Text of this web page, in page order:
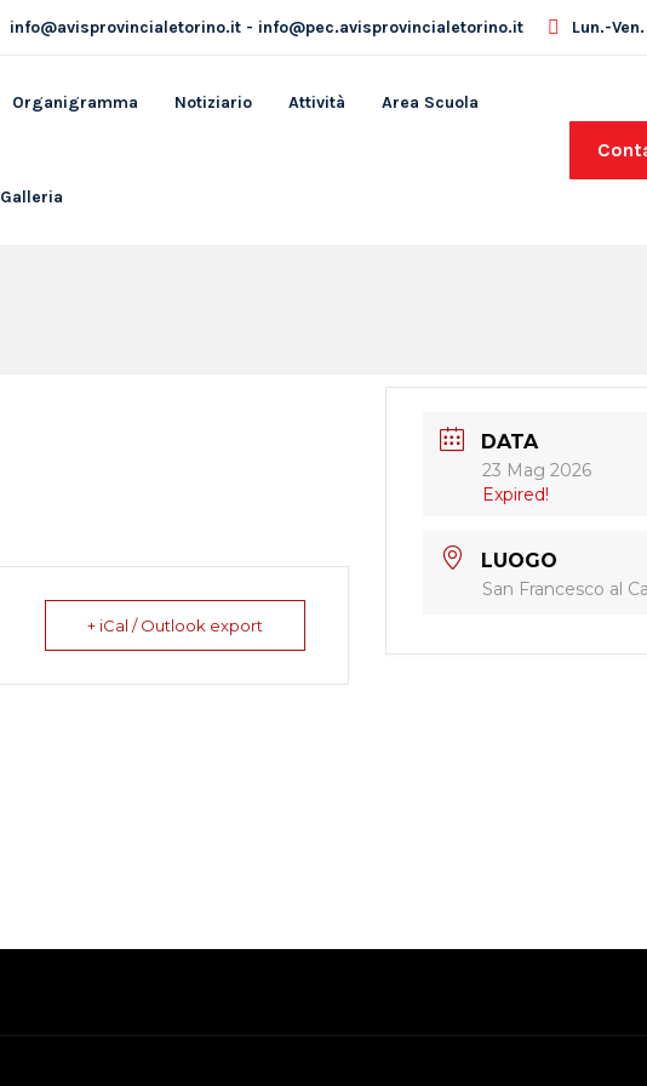
info@avisprovincialetorino.it - info@pec.avisprovincialetorino.it Lun.-
Organigramma Notiziario Attività Area Scuola
Galleria
+ iCal / Outlook export
DATA
23 Mag 2026
Expired!
LUOGO
San Francesco al